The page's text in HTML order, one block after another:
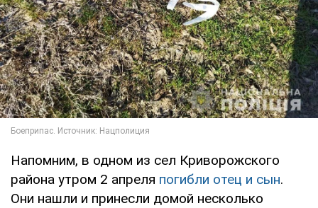
Напомним, в одном из сел Криворожского
района утром 2 апреля погибли отец и сын.
Они нашли и принесли домой несколько